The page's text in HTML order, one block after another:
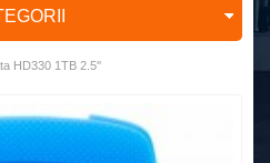
HD330 1TB 2.5''